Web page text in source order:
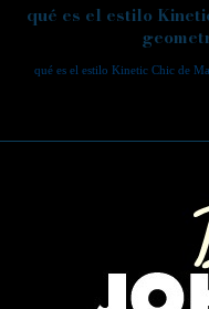
qué es el estilo
qué es el estilo Kinetic Chic de